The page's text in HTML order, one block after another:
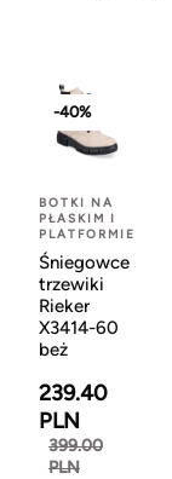
-40%
BOTKI NA
PŁASKIM I
PLATFORMIE
Śniegowce
trzewiki
Rieker
X3414-60
beż
239.40
PLN
399.00
PLN